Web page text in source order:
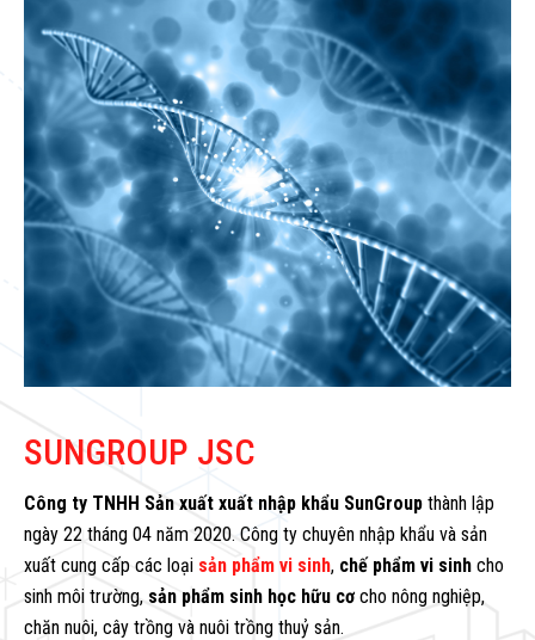
SUNGROUP JSC
Công ty TNHH Sản xuất xuất nhập khẩu SunGroup thành lập
ngày 22 tháng 04 năm 2020. Công ty chuyên nhập khẩu và sản
xuất cung cấp các loại sản phẩm vi sinh, chế phẩm vi sinh cho
sinh môi trường, sản phẩm sinh học hữu cơ cho nông nghiệp,
chăn nuôi, cây trồng và nuôi trồng thuỷ sản.